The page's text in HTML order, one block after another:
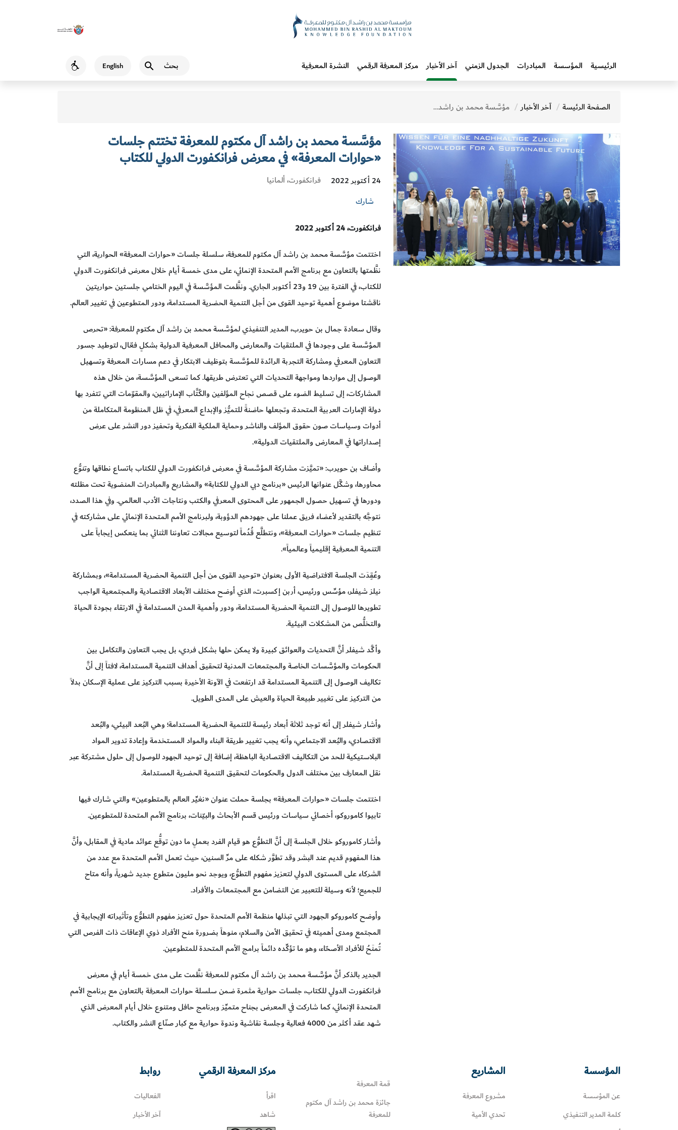
English
Accessibility الرئيسية المؤسسة المبادرات‎ الجدول الزمني آخر الأخبار مركز المعرفة الرقمي النشرة المعرفية
الصفحة الرئيسة آخر الأخبار مؤسَّسة محمد بن راشد آل مكتوم للمعرفة تختتم جلسات «حوارات المعرفة» في معرض فرانكفورت الدولي للكتاب
مؤسَّسة محمد بن راشد آل مكتوم للمعرفة تختتم جلسات
«حوارات المعرفة» في معرض فرانكفورت الدولي للكتاب
24 أكتوبر 2022
فرانكفورت، ألمانيا
شارك
فرانكفورت،24أكتوبر 2022
اختتمت مؤسَّسة محمد بن راشد آل مكتوم للمعرفة، سلسلة جلسات «حوارات المعرفة» الحوارية، التي
نظَّمتها بالتعاون مع برنامج الأمم المتحدة الإنمائي، على مدى خمسة أيام خلال معرض فرانكفورت الدولي
للكتاب، في الفترة بين 19 و23 أكتوبر الجاري. ونظَّمت المؤسَّسة في اليوم الختامي جلستين حواريتين
ناقشتا موضوع أهمية توحيد القوى من أجل التنمية الحضرية المستدامة، ودور المتطوعين في تغيير العالم.
وقال سعادة جمال بن حويرب، المدير التنفيذي لمؤسَّسة محمد بن راشد آل مكتوم للمعرفة: «تحرص
المؤسَّسة على وجودها في الملتقيات والمعارض والمحافل المعرفية الدولية بشكلٍ فعّال، لتوطيد جسور
التعاون المعرفي ومشاركة التجربة الرائدة للمؤسَّسة بتوظيف الابتكار في دعم مسارات المعرفة وتسهيل
الوصول إلى مواردها ومواجهة التحديات التي تعترض طريقها. كما تسعى المؤسَّسة، من خلال هذه
المشاركات، إلى تسليط الضوء على قصص نجاح المؤلفين والكُتَّاب الإماراتيين، والمقوّمات التي تتفرد بها
دولة الإمارات العربية المتحدة، وتجعلها حاضنةً للتميُّز والإبداع المعرفي، في ظل المنظومة المتكاملة من
أدوات وسياسات صون حقوق المؤلف والناشر وحماية الملكية الفكرية وتحفيز دور النشر على عرض
إصداراتها في المعارض والملتقيات الدولية».
وأضاف بن حويرب: «تميَّزت مشاركة المؤسَّسة في معرض فرانكفورت الدولي للكتاب باتساع نطاقها وتنوُّع
محاورها، وشكَّل عنوانها الرئيس «برنامج دبي الدولي للكتابة» والمشاريع والمبادرات المنضوية تحت مظلته
ودورها في تسهيل حصول الجمهور على المحتوى المعرفي والكتب ونتاجات الأدب العالمي. وفي هذا الصدد،
نتوجَّه بالتقدير لأعضاء فريق عملنا على جهودهم الدؤوبة، ولـبرنامج الأمم المتحدة الإنمائي على مشاركته في
تنظيم جلسات «حوارات المعرفة»، ونتطلَّع قُدُماً لتوسيع مجالات تعاوننا الثنائي بما ينعكس إيجاباً على
التنمية المعرفية إقليمياً وعالمياً».
وعُقِدَت الجلسة الافتراضية الأولى بعنوان «توحيد القوى من أجل التنمية الحضرية المستدامة»، وبمشاركة
نيلز شيفلر، مؤسِّس ورئيس، أربن إكسبرت، الذي أوضح مختلف الأبعاد الاقتصادية والمجتمعية الواجب
تطويرها للوصول إلى التنمية الحضرية المستدامة، ودور وأهمية المدن المستدامة في الارتقاء بجودة الحياة
والتخلُّص من المشكلات البيئية.
وأكَّد شيفلر أنَّ التحديات والعوائق كبيرة ولا يمكن حلها بشكل فردي، بل يجب التعاون والتكامل بين
الحكومات والمؤسَّسات الخاصة والمجتمعات المدنية لتحقيق أهداف التنمية المستدامة، لافتاً إلى أنَّ
تكاليف الوصول إلى التنمية المستدامة قد ارتفعت في الآونة الأخيرة بسبب التركيز على عملية الإسكان بدلاً
من التركيز على تغيير طبيعة الحياة والعيش على المدى الطويل.
وأشار شيفلر إلى أنه توجد ثلاثة أبعاد رئيسة للتنمية الحضرية المستدامة؛ وهي البُعد البيئي، والبُعد
الاقتصادي، والبُعد الاجتماعي، وأنه يجب تغيير طريقة البناء والمواد المستخدمة وإعادة تدوير المواد
البلاستيكية للحد من التكاليف الاقتصادية الباهظة، إضافة إلى توحيد الجهود للوصول إلى حلول مشتركة عبر
نقل المعارف بين مختلف الدول والحكومات لتحقيق التنمية الحضرية المستدامة.
اختتمت جلسات «حوارات المعرفة» بجلسة حملت عنوان «نغيِّر العالم بالمتطوعين» والتي شارك فيها
تابيوا كاموروكو، أخصائي سياسات ورئيس قسم الأبحاث والبيّنات، برنامج الأمم المتحدة للمتطوعين.
وأشار كاموروكو خلال الجلسة إلى أنَّ التطوُّع هو قيام الفرد بعملٍ ما دون توقُّع عوائد مادية في المقابل، وأنَّ
هذا المفهوم قديم عند البشر وقد تطوَّر شكله على مرِّ السنين، حيث تعمل الأمم المتحدة مع عدد من
الشركاء على المستوى الدولي لتعزيز مفهوم التطوُّع، ويوجد نحو مليون متطوع جديد شهرياً، وأنه متاح
للجميع؛ لأنه وسيلة للتعبير عن التضامن مع المجتمعات والأفراد.
وأوضح كاموروكو الجهود التي تبذلها منظمة الأمم المتحدة حول تعزيز مفهوم التطوُّع وتأثيراته الإيجابية في
المجتمع ومدى أهميته في تحقيق الأمن والسلام، منوهاً بضرورة منح الأفراد ذوي الإعاقات ذات الفرص التي
تُمنَحُ للأفراد الأصحّاء، وهو ما تؤكِّده دائماً برامج الأمم المتحدة للمتطوعين.
الجدير بالذكر أنَّ مؤسَّسة محمد بن راشد آل مكتوم للمعرفة نظَّمت على مدى خمسة أيام في معرض
فرانكفورت الدولي للكتاب، جلسات حوارية مثمرة ضمن سلسلة حوارات المعرفة بالتعاون مع برنامج الأمم
المتحدة الإنمائي، كما شاركت في المعرض بجناح متميِّز وبرنامج حافل ومتنوع خلال أيام المعرض الذي
شهد عقد أكثر من 4000 فعالية وجلسة نقاشية وندوة حوارية مع كبار صنّاع النشر والكتاب.
المؤسسة
عن المؤسسة
كلمة المدير التنفيذي
المشاريع
مشروع المعرفة
تحدي الأمية
قمة المعرفة
جائزة محمد بن راشد آل مكتوم
للمعرفة
مركز المعرفة الرقمي
اقرأ
شاهد
روابط
الفعاليات
آخر الأخبار